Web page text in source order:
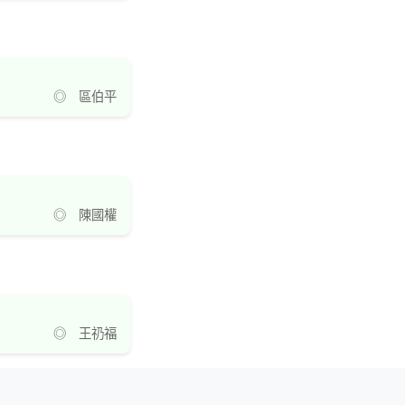
◎ 區伯平
◎ 陳國權
◎ 王礽福